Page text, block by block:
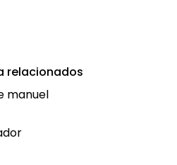
relacionados
manuel